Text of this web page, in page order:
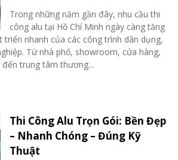
Trong những năm gần đây, nhu cầu thi
công alu tại Hồ Chí Minh ngày càng tăng
nhanh của các công trình dân dụng,
Từ nhà phố, showroom, cửa hàng,
trung tâm thương...
Thi Công Alu Trọn Gói: Bền Đẹp
– Nhanh Chóng – Đúng Kỹ
Thuật